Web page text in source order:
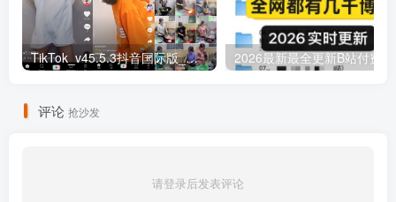
TikTok_v45.5.3抖音国际版_免拔卡解锁全球版
评论 抢沙发
请登录后发表评论